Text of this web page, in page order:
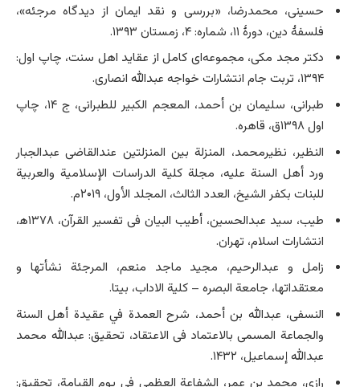
حسینی، محمدرضا، «بررسی و نقد ایمان از دیدگاه مرجئه»،
فلسفۀ دین، دورۀ ۱۱، شماره: ۴، زمستان ۱۳۹۳.
دکتر مجد مکی، مجموعه‌ای کامل از عقاید اهل سنت، چاپ اول:
۱۳۹۴، تربت جام انتشارات خواجه عبدالله انصاری.
طبرانی، سلیمان بن أحمد، المعجم الکبیر للطبرانی، ج ۱۴، چاپ
اول ۱۳۹۸ق، قاهره.
النظیر، نظیرمحمد، المنزلة بین المنزلتین عندالقاضی عبدالجبار
ورد أهل السنة علیه، مجلة کلیة الدراسات الإسلامیة والعربیة
للبنات بکفر الشیخ، العدد الثالث، المجلد الأول، ۲۰۱۹م.
طیب، سید عبدالحسین، أطیب البیان فی تفسیر القرآن، ۱۳۷۸ه‍،
انتشارات اسلام، تهران.
زامل و عبدالرحیم، مجید ماجد منعم، المرجئة نشأتها و
معتقداتها، جامعة البصره – کلیة الاداب، بی­تا.
النسفی، عبدالله بن أحمد، شرح العمدة في عقیدة أهل السنة
والجماعة المسمی‌ بالاعتماد فی الاعتقاد، تحقیق: عبدالله محمد
عبدالله إسماعیل، ۱۴۳۲.
رازی، محمد بن عمر، الشفاعة العظمی‌ في یوم القیامة، تحقیق: